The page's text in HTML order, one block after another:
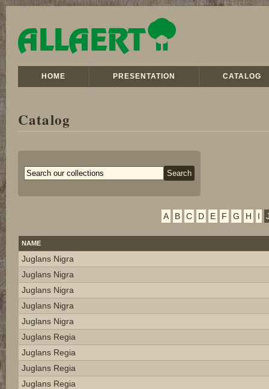
HOME PRESENTATION CATALOG
Catalog
A B C D E F G H I
NAME
Juglans Nigra
Juglans Nigra
Juglans Nigra
Juglans Nigra
Juglans Nigra
Juglans Regia
Juglans Regia
Juglans Regia
Juglans Regia